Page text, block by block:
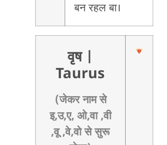
बन रहल बा।
वृष
Taurus
(जेकर नाम से
इ,उ,ए, ओ,वा ,वी
,वू ,वे,वो से सुरू